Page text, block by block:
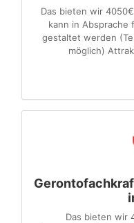
Das bieten wir
kann in Absprache
gestaltet werden
möglich)
Das bieten wir